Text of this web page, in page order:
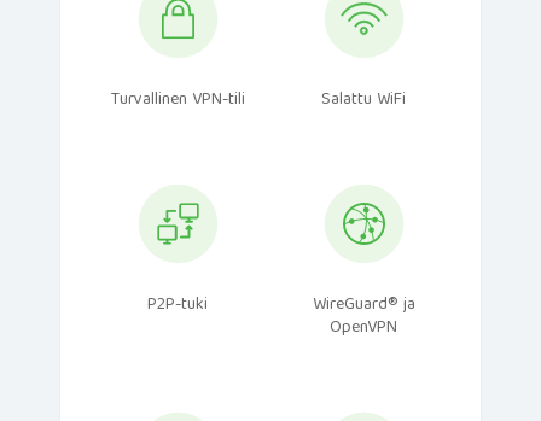
Turvallinen VPN-tili Salattu WiFi
P2P-tuki WireGuard® ja
OpenVPN